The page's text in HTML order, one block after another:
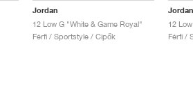
Jordan
12 Low G "White & Game Royal"
Férfi / Sportstyle / Cipők
Jordan
12
Férfi /